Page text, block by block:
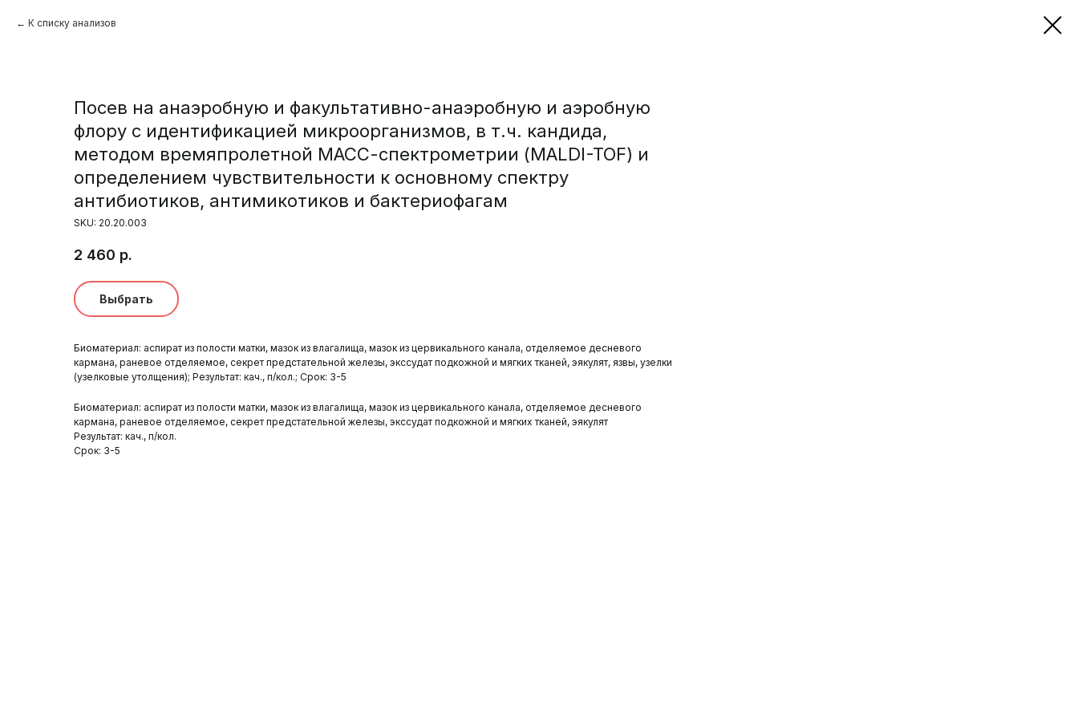
К списку анализов
Посев на анаэробную и факультативно-анаэробную и аэробную
флору с идентификацией микроорганизмов, в т.ч. кандида,
методом времяпролетной МАСС-спектрометрии (MALDI-TOF) и
определением чувствительности к основному спектру
антибиотиков, антимикотиков и бактериофагам
SKU: 20.20.003
2 460 р.
Выбрать
Биоматериал: аспират из полости матки, мазок из влагалища, мазок из цервикального канала, отделяемое десневого
кармана, раневое отделяемое, секрет предстательной железы, экссудат подкожной и мягких тканей, эякулят, язвы, узелки
(узелковые утолщения); Результат: кач., п/кол.; Срок: 3-5
Биоматериал: аспират из полости матки, мазок из влагалища, мазок из цервикального канала, отделяемое десневого
кармана, раневое отделяемое, секрет предстательной железы, экссудат подкожной и мягких тканей, эякулят
Результат: кач., п/кол.
Срок: 3-5